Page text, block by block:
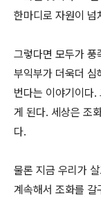
한마디로 자원이 넘
그렇다면 모두가 풍
부익부가 더욱더 심
번다는 이야기이다
게 된다. 세상은 조
다.
물론 지금 우리가
계속해서 조화를 갈